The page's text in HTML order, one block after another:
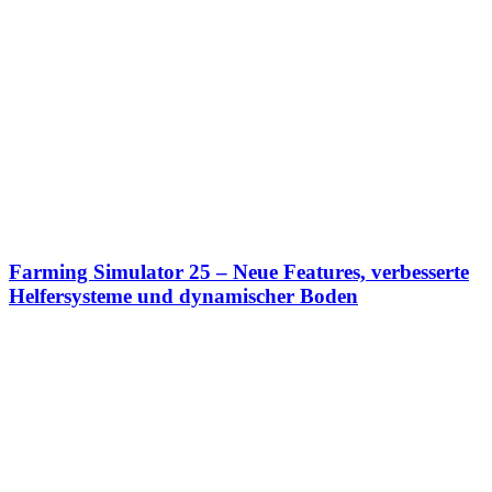
Farming Simulator 25 – Neue Features, verbesserte
Helfersysteme und dynamischer Boden